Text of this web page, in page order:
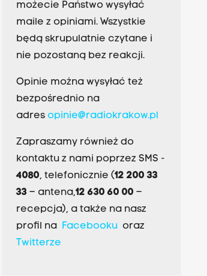
możecie Państwo wysyłać
maile z opiniami. Wszystkie
będą skrupulatnie czytane i
nie pozostaną bez reakcji.
Opinie można wysyłać też
bezpośrednio na
adres opinie@radiokrakow.pl
Zapraszamy również do
kontaktu z nami poprzez SMS -
4080, telefonicznie (12 200 33
33– antena,12 630 60 00 –
recepcja), a także na nasz
profil na Facebookuoraz
Twitterze